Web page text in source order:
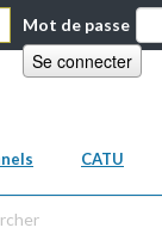
Mot de passe
CATU